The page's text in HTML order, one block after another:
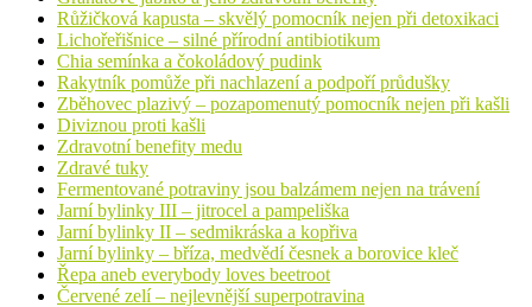
Růžičková kapusta – skvělý pomocník nejen při detoxikaci
Lichořeřišnice – silné přírodní antibiotikum
Chia semínka a čokoládový pudink
Rakytník pomůže při nachlazení a podpoří průdušky
Zběhovec plazivý – pozapomenutý pomocník nejen při kašli
Diviznou proti kašli
Zdravotní benefity medu
Zdravé tuky
Fermentované potraviny jsou balzámem nejen na trávení
Jarní bylinky III – jitrocel a pampeliška
Jarní bylinky II – sedmikráska a kopřiva
Jarní bylinky – bříza, medvědí česnek a borovice kleč
Řepa aneb everybody loves beetroot
Červené zelí – nejlevnější superpotravina